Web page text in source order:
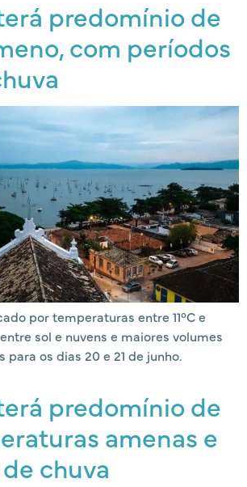
predomínio de
com períodos
por temperaturas entre 11°C e
sol e nuvens e maiores volumes
para os dias 20 e 21 de junho.
predomínio de
amenas e
chuva